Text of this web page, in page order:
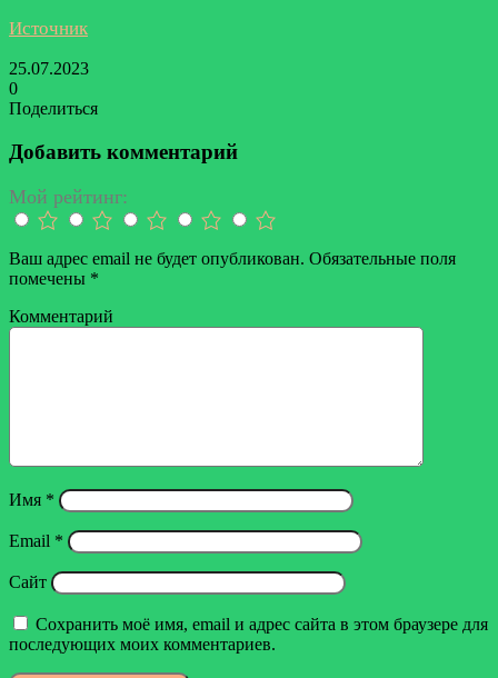
Источник
25.07.2023
0
Поделиться
через
электронную
почту
Добавить комментарий
Мой рейтинг:
Ваш адрес email не будет опубликован. Обязательные поля
помечены *
Комментарий
Имя *
Email *
Сайт
Сохранить моё имя, email и адрес сайта в этом браузере для
последующих моих комментариев.